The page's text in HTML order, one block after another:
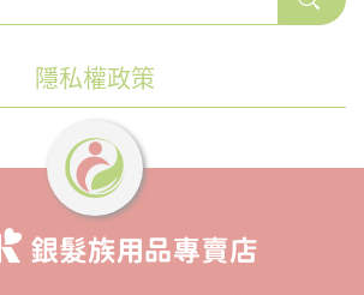
隱私權政策